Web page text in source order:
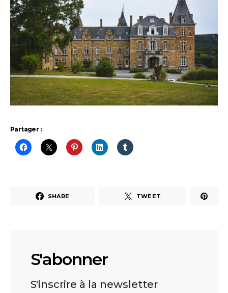
Partager :
SHARE TWEET
S'abonner
S'inscrire à la newsletter